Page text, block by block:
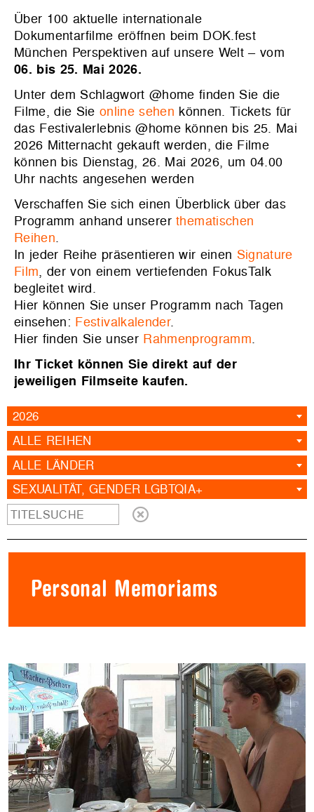
Über 100 aktuelle internationale
Dokumentarfilme eröffnen beim DOK.fest
München Perspektiven auf unsere Welt – vom
06. bis 25. Mai 2026.
Unter dem Schlagwort @home finden Sie die
Filme, die Sie online sehen können. Tickets für
das Festivalerlebnis @home können bis 25. Mai
2026 Mitternacht gekauft werden, die Filme
können bis Dienstag, 26. Mai 2026, um 04.00
Uhr nachts angesehen werden
Verschaffen Sie sich einen Überblick über das
Programm anhand unsererthematischen
Reihen.
In jeder Reihe präsentieren wir einen Signature
Film, der von einem vertiefenden FokusTalk
begleitet wird.
Hier können Sie unser Programm nach Tagen
einsehen: Festivalkalender.
Hier finden Sie unser Rahmenprogramm.
Ihr Ticket können Sie direkt auf der
jeweiligen Filmseite kaufen.
2026
ALLE REIHEN
ALLE LÄNDER
SEXUALITÄT, GENDER LGBTQIA+
Personal Memoriams